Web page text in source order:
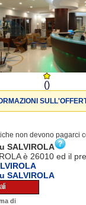
()
non devono pagarci
SALVIROLA
è 26010 ed il
SALVIROLA
di